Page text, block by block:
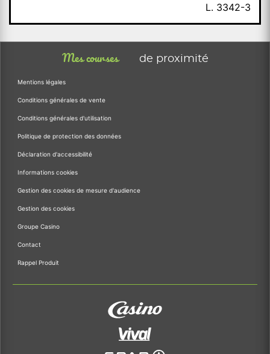
L. 3342-3
Mes courses de proximité
Mentions légales
Conditions générales de vente
Conditions générales d'utilisation
Politique de protection des données
Déclaration d'accessibilité
Informations cookies
Gestion des cookies de mesure d'audience
Gestion des cookies
Groupe Casino
Contact
Rappel Produit